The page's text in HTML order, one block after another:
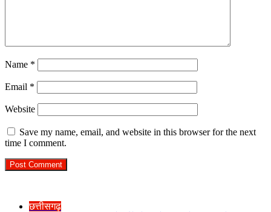
Name *
Email *
Website
Save my name, email, and website in this browser for the next
time I comment.
छत्तीसगढ़